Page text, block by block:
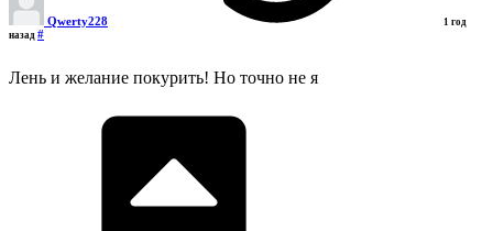
Qwerty228
1 год
назад #
Лень и желание покурить! Но точно не я